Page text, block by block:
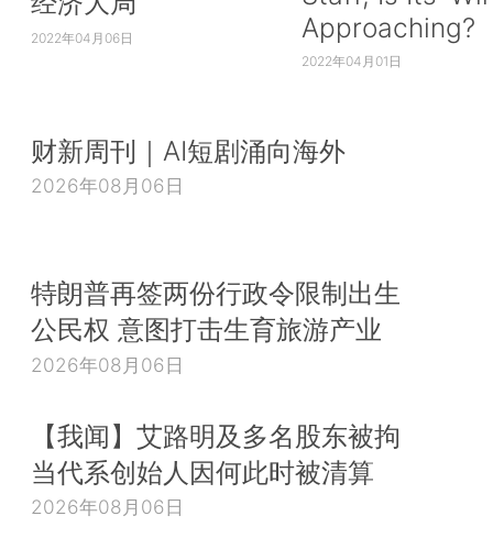
2022年04月06日
Approaching?
2022年04月01日
财新周刊｜AI短剧涌向海外
2026年08月06日
特朗普再签两份行政令限制出生
公民权 意图打击生育旅游产业
2026年08月06日
【我闻】艾路明及多名股东被拘
当代系创始人因何此时被清算
2026年08月06日